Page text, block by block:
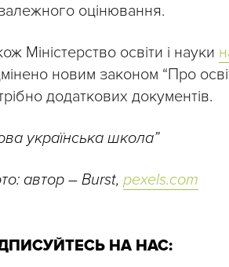
оцінювання.
Міністерство освіти і науки
новим законом “Про
додаткових документів.
українська школа”
автор – Burst, pexels.com
НА НАС: